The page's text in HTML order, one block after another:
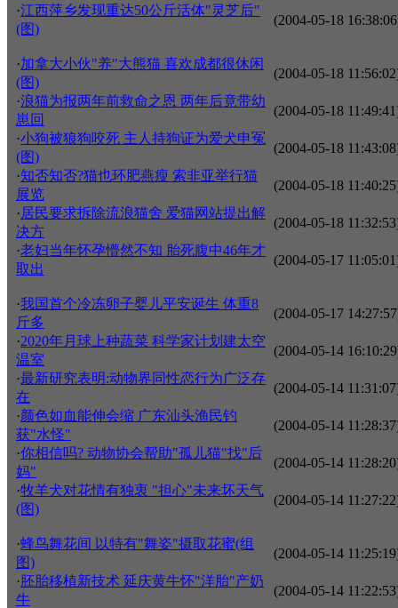
·江西萍乡发现重达50公斤活体"灵芝后"
(图)
(2004-05-18
·加拿大小伙"养"大熊猫 喜欢成都很休闲
(图)
(2004-05-18
·浪猫为报两年前救命之恩 两年后竟带幼
崽回
(2004-05-18
·小狗被狼狗咬死 主人持狗证为爱犬申冤
(图)
(2004-05-18
·知否知否?猫也环肥燕瘦 索非亚举行猫
展览
(2004-05-18
·居民要求拆除流浪猫舍 爱猫网站提出解
决方
(2004-05-18
·老妇当年怀孕懵然不知 胎死腹中46年才
取出
(2004-05-17
·我国首个冷冻卵子婴儿平安诞生 体重8
斤多
(2004-05-17
·2020年月球上种蔬菜 科学家计划建太空
温室
(2004-05-14
·最新研究表明:动物界同性恋行为广泛存
在
(2004-05-14
·颜色如血能伸会缩 广东汕头渔民钓
获"水怪"
(2004-05-14
·你相信吗? 动物协会帮助"孤儿猫"找"后
妈"
(2004-05-14
·牧羊犬对花情有独衷 "担心"未来坏天气
(图)
(2004-05-14
·蜂鸟舞花间 以特有"舞姿"摄取花蜜(组
图)
(2004-05-14
·胚胎移植新技术 延庆黄牛怀"洋胎"产奶
牛
(2004-05-14